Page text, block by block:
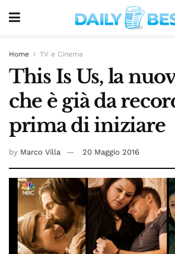
Home TV e Cinema
This Is Us, la
che è già da
prima di iniziare
by Marco Villa 20 Maggio 2016